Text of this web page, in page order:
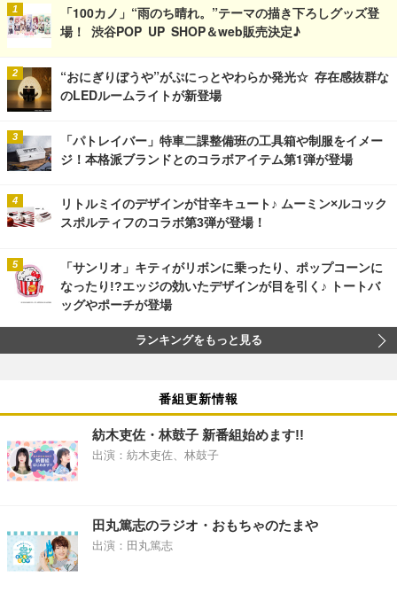
「100カノ」“雨のち晴れ。”テーマの描き下ろしグッズ登
場！ 渋谷POP UP SHOP＆web販売決定♪
“おにぎりぼうや”がぷにっとやわらか発光☆ 存在感抜群な
のLEDルームライトが新登場
「パトレイバー」特車二課整備班の工具箱や制服をイメー
ジ！本格派ブランドとのコラボアイテム第1弾が登場
リトルミイのデザインが甘辛キュート♪ ムーミン×ルコック
スポルティフのコラボ第3弾が登場！
「サンリオ」キティがリボンに乗ったり、ポップコーンに
なったり!?エッジの効いたデザインが目を引く♪ トートバ
ッグやポーチが登場
ランキングをもっと見る
番組更新情報
紡木吏佐・林鼓子 新番組始めます!!
出演：紡木吏佐、林鼓子
田丸篤志のラジオ・おもちゃのたまや
出演：田丸篤志